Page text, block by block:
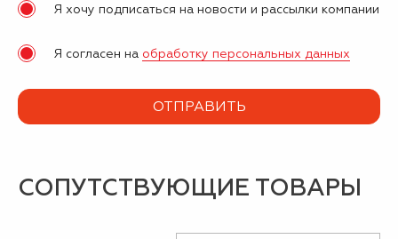
Я хочу подписаться на новости и рассылки компании
Я согласен на обработку персональных данных
СОПУТСТВУЮЩИЕ ТОВАРЫ